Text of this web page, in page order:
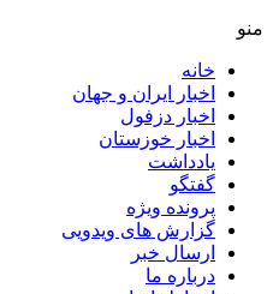
منو
خانه
اخبار ایران و جهان
اخبار دزفول
اخبار خوزستان
یادداشت
گفتگو
پرونده ویژه
گزارش های ویدویی
ارسال خبر
درباره ما